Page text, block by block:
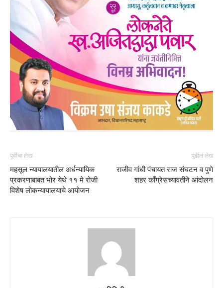
पूर्वीचा लेख
महसूल न्यायालयातील अर्धन्यायिक
प्रकरणाबाबत भोर येथे ११ मे रोजी
विशेष लोकन्यायालयाचे आयोजन
पुढील लेख
राजीव गांधी पंचायत राज संघटन व पुणे
शहर काँग्रेसच्यावतीने आंदोलन